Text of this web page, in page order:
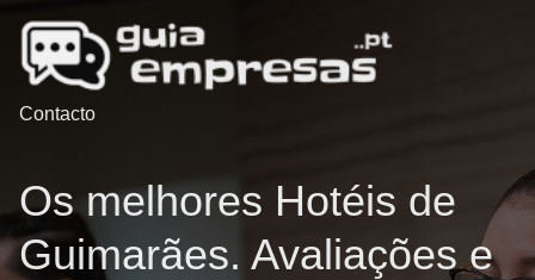
Contacto
Os melhores Hotéis de
Guimarães. Avaliações e